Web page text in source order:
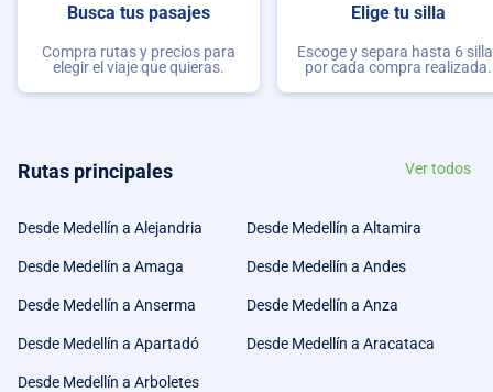
Busca tus pasajes
Compra rutas y precios para
elegir el viaje que quieras.
Elige tu silla
Escoge y separa hasta 6
por cada compra realizada.
Rutas principales Ver todos
Desde Medellín a Alejandria Desde Medellín a Altamira
Desde Medellín a Amaga Desde Medellín a Andes
Desde Medellín a Anserma Desde Medellín a Anza
Desde Medellín a Apartadó Desde Medellín a Aracataca
Desde Medellín a Arboletes